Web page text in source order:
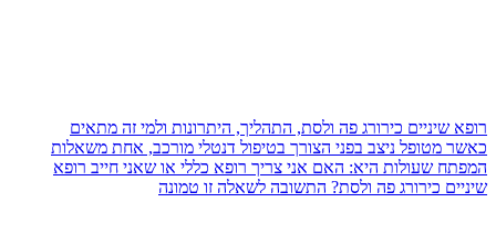
רופא שיניים כירורג פה ולסת, התהליך, היתרונות ולמי זה מתאים
כאשר מטופל ניצב בפני הצורך בטיפול דנטלי מורכב, אחת משאלות
המפתח שעולות היא: האם אני צריך רופא כללי או שאני חייב רופא
שיניים כירורג פה ולסת? התשובה לשאלה זו טמונה